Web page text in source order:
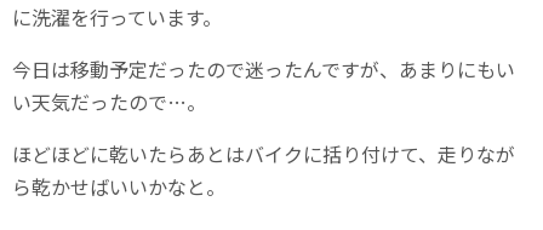
に洗濯を行っています。
今日は移動予定だったので迷ったんですが、あまりにもい
い天気だったので…。
ほどほどに乾いたらあとはバイクに括り付けて、走りなが
ら乾かせばいいかなと。